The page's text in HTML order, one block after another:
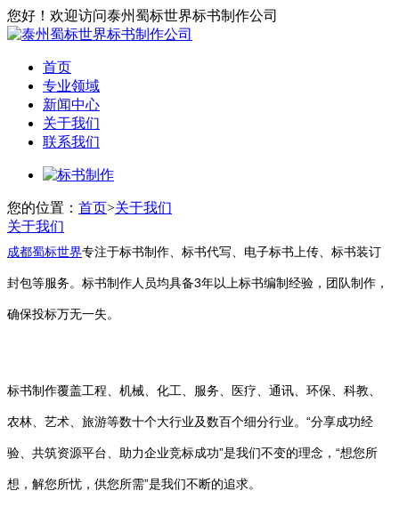
您好！欢迎访问泰州蜀标世界标书制作公司
首页
专业领域
新闻中心
关于我们
联系我们
您的位置： 首页>关于我们
关于我们
成都蜀标世界专注于标书制作、标书代写、电子标书上传、标书装订
封包等服务。标书制作人员均具备3年以上标书编制经验，团队制作，
确保投标万无一失。
标书制作覆盖工程、机械、化工、服务、医疗、通讯、环保、科教、
农林、艺术、旅游等数十个大行业及数百个细分行业。“分享成功经
验、共筑资源平台、助力企业竞标成功”是我们不变的理念，“想您所
想，解您所忧，供您所需”是我们不断的追求。